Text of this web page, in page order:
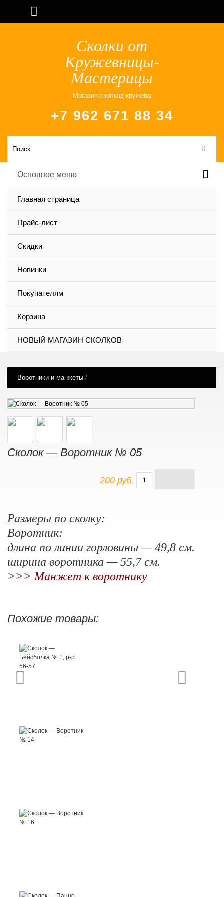
Сколки от
Кружевницы-
Мастерицы
Магазин сколков кружева
+7 962 671 88 34
Основное меню
Главная страница
Прайс-лист
Скидки
Новинки
Покупателям
Корзина
НОВЫЙ МАГАЗИН СКОЛКОВ
Воротники и манжеты /
Сколок — Воротник № 05
200 руб.
Размеры по сколку:
Воротник:
длина по линии горловины — 49,8 см.
ширина воротника — 55,7 см.
>>> Манжет к воротнику
Похожие товары: